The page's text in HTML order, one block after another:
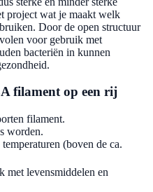
project wat je maakt welk
Door de open structuur
voor gebruik met
bacteriën in kunnen
filament op een rij
filament.
worden.
(boven de ca.
met levensmiddelen en